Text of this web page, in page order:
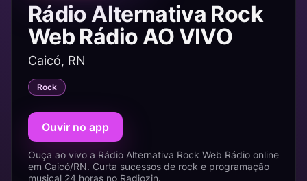
Rádio Alternativa Rock
Web Rádio AO VIVO
Caicó, RN
Rock
Ouvir no app
Ouça ao vivo a Rádio Alternativa Rock Web Rádio online
em Caicó/RN. Curta sucessos de rock e programação
musical 24 horas no Radiozin.